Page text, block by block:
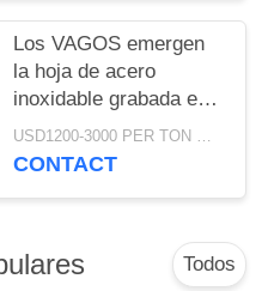
Los VAGOS emergen
la hoja de acero
inoxidable grabada en
relieve 3m m 201
USD1200-3000 PER TON MOQ:1Ton
CONTACT
Todos